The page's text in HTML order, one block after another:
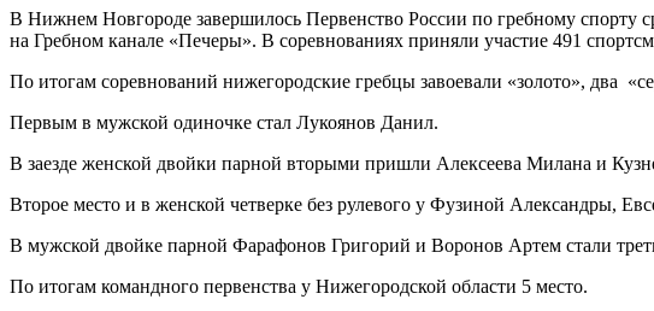
В Нижнем Новгороде завершилось Первенство России по гребному спорту
на Гребном канале «Печеры». В соревнованиях приняли участие 491
По итогам соревнований нижегородские гребцы завоевали «золото», два
Первым в мужской одиночке стал Лукоянов Данил.
В заезде женской двойки парной вторыми пришли Алексеева Милана и
Второе место и в женской четверке без рулевого у Фузиной Александры,
В мужской двойке парной Фарафонов Григорий и Воронов Артем стали
По итогам командного первенства у Нижегородской области 5 место.